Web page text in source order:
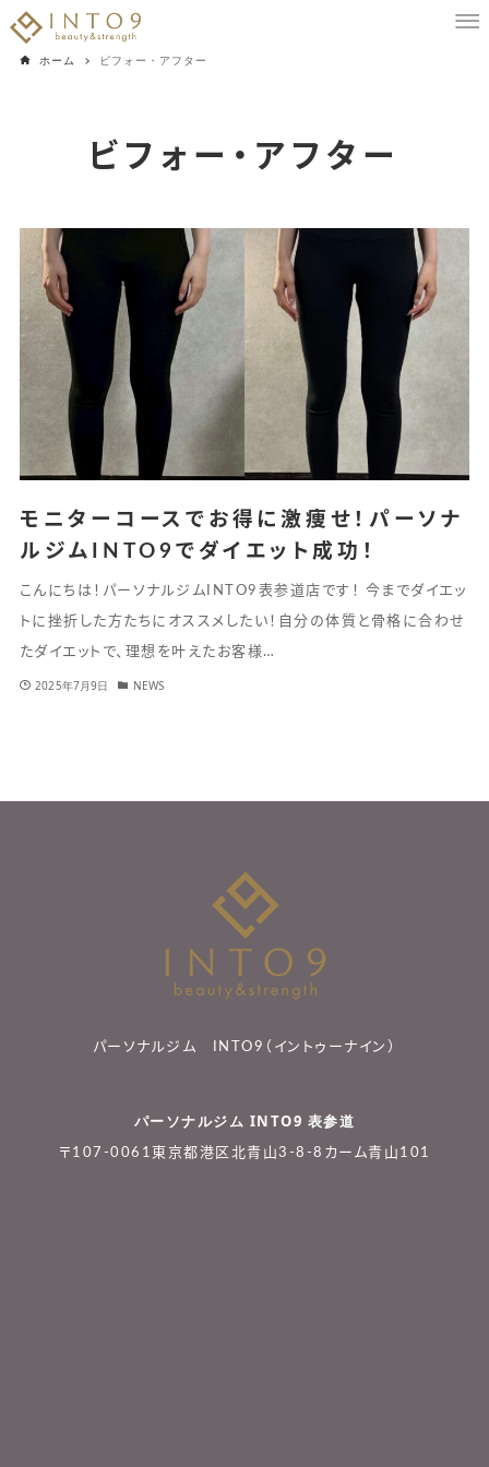
ホーム ビフォー・アフター
ビフォー・アフター
モニターコースでお得に激痩せ！パーソナ
ルジムINTO9でダイエット成功！
こんにちは！パーソナルジムINTO9表参道店です！ 今までダイエッ
トに挫折した方たちにオススメしたい！自分の体質と骨格に合わせ
たダイエットで、理想を叶えたお客様…
2025年7月9日 NEWS
パーソナルジム INTO9（イントゥーナイン）
パーソナルジム INTO9 表参道
〒107-0061東京都港区北青山3-8-8カーム青山101